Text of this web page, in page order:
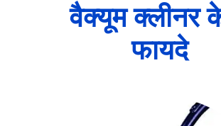
वैक्यूम क्लीनर
फायदे